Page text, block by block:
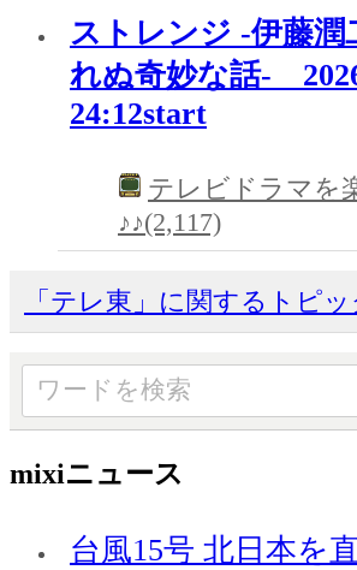
ストレンジ -伊藤潤
れぬ奇妙な話-
24:12start
テレビドラマを
♪♪(2,117)
「テレ東」に関するトピ
mixiニュース
台風15号 北日本を